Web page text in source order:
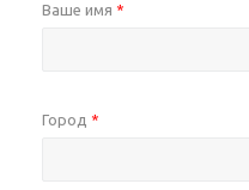
Ваше имя *
Город *